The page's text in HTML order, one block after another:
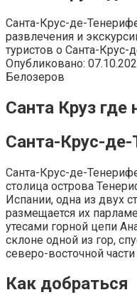
Санта-Крус-де-
развлечения и
туристов о Санта-Крус-
Опубликовано:
Белозеров
Санта Круз где
Санта-Крус-
Санта-Крус-де-
столица острова
Испании, одна из двух
размещается их
утесами горной цепи
склоне одной из гор,
северо-восточной части
Как добраться